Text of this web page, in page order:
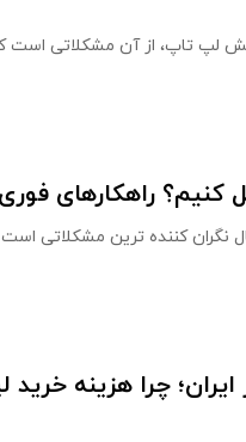
لپ تاپ، از آن مشکلاتی
کنیم؟ راهکارهای
نگران کننده ترین مشکلاتی
چرا هزینه خرید